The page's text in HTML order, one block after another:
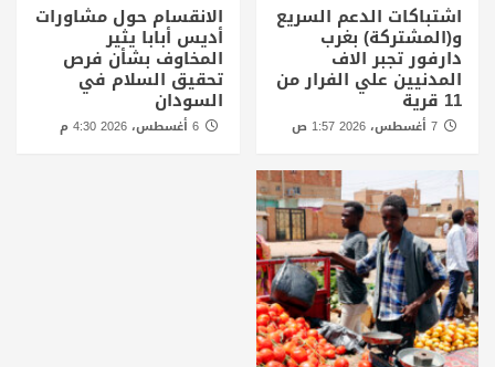
اشتباكات الدعم السريع
و(المشتركة) بغرب
دارفور تجبر الاف
المدنيين علي الفرار من
11 قرية
الانقسام حول مشاورات
أديس أبابا يثير
المخاوف بشأن فرص
تحقيق السلام في
السودان
6 أغسطس، 2026 4:30 م